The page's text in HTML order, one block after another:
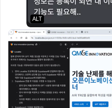
ALT